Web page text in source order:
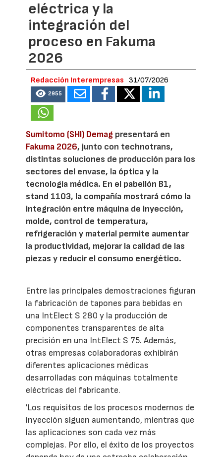
eléctrica y la
integración del
proceso en Fakuma
2026
Redacción Interempresas 31/07/2026
2955
Sumitomo (SHI) Demag presentará en
Fakuma 2026, junto con technotrans,
distintas soluciones de producción para los
sectores del envase, la óptica y la
tecnología médica. En el pabellón B1,
stand 1103, la compañía mostrará cómo la
integración entre máquina de inyección,
molde, control de temperatura,
refrigeración y material permite aumentar
la productividad, mejorar la calidad de las
piezas y reducir el consumo energético.
Entre las principales demostraciones figuran
la fabricación de tapones para bebidas en
una IntElect S 280 y la producción de
componentes transparentes de alta
precisión en una IntElect S 75. Además,
otras empresas colaboradoras exhibirán
diferentes aplicaciones médicas
desarrolladas con máquinas totalmente
eléctricas del fabricante.
'Los requisitos de los procesos modernos de
inyección siguen aumentando, mientras que
las aplicaciones son cada vez más
complejas. Por ello, el éxito de los proyectos